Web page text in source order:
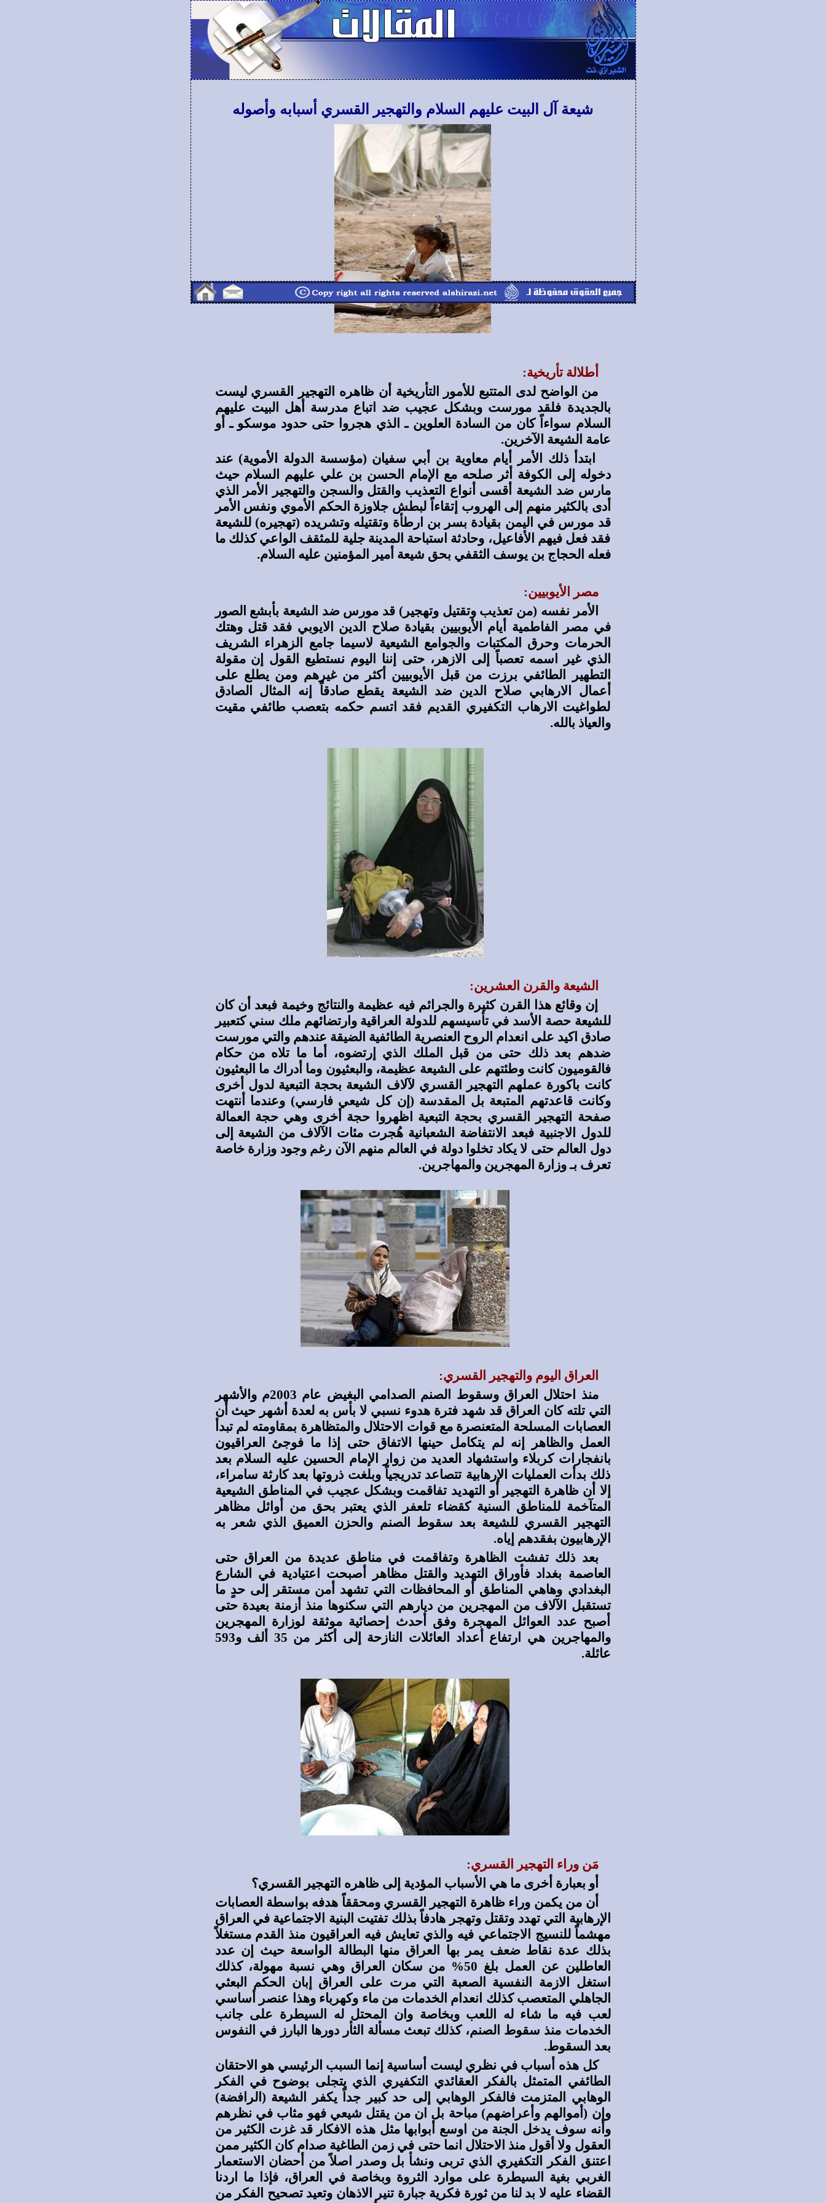
شيعة آل البيت عليهم السلام والتهجير القسري أسبابه وأصوله
أطلالة تأريخية:
من الواضح لدى المتتبع للأمور التأريخية أن ظاهره التهجير القسري ليست
بالجديدة فلقد مورست وبشكل عجيب ضد اتباع مدرسة أهل البيت عليهم
السلام سواءاً كان من السادة العلوين ـ الذي هجروا حتى حدود موسكو ـ أو
عامة الشيعة الآخرين.
ابتدأ ذلك الأمر أيام معاوية بن أبي سفيان (مؤسسة الدولة الأموية) عند
دخوله إلى الكوفة أثر صلحه مع الإمام الحسن بن علي عليهم السلام حيث
مارس ضد الشيعة أقسى أنواع التعذيب والقتل والسجن والتهجير الأمر الذي
أدى بالكثير منهم إلى الهروب إتقاءاً لبطش جلاوزة الحكم الأموي ونفس الأمر
قد مورس في اليمن بقيادة بسر بن ارطأة وتقتيله وتشريده (تهجيره) للشيعة
فقد فعل فيهم الأفاعيل، وحادثة استباحة المدينة جلية للمثقف الواعي كذلك ما
فعله الحجاج بن يوسف الثقفي بحق شيعة أمير المؤمنين عليه السلام.
مصر الأيوبيين:
الأمر نفسه (من تعذيب وتقتيل وتهجير) قد مورس ضد الشيعة بأبشع الصور
في مصر الفاطمية أيام الأيوبيين بقيادة صلاح الدين الايوبي فقد قتل وهتك
الحرمات وحرق المكتبات والجوامع الشيعية لاسيما جامع الزهراء الشريف
الذي غير اسمه تعصباً إلى الازهر، حتى إننا اليوم نستطيع القول إن مقولة
التطهير الطائفي برزت من قبل الأيوبيين أكثر من غيرهم ومن يطلع على
أعمال الارهابي صلاح الدين ضد الشيعة يقطع صادقاً إنه المثال الصادق
لطواغيت الارهاب التكفيري القديم فقد اتسم حكمه بتعصب طائفي مقيت
والعياذ بالله.
الشيعة والقرن العشرين:
إن وقائع هذا القرن كثيرة والجرائم فيه عظيمة والنتائج وخيمة فبعد أن كان
للشيعة حصة الأسد في تأسيسهم للدولة العراقية وارتضائهم ملك سني كتعبير
صادق اكيد على انعدام الروح العنصرية الطائفية الضيقة عندهم والتي مورست
ضدهم بعد ذلك حتى من قبل الملك الذي إرتضوه، أما ما تلاه من حكام
فالقوميون كانت وطئتهم على الشيعة عظيمة، والبعثيون وما أدراك ما البعثيون
كانت باكورة عملهم التهجير القسري لآلاف الشيعة بحجة التبعية لدول أخرى
وكانت قاعدتهم المتبعة بل المقدسة (إن كل شيعي فارسي) وعندما أنتهت
صفحة التهجير القسري بحجة التبعية اظهروا حجة أخرى وهي حجة العمالة
للدول الاجنبية فبعد الانتفاضة الشعبانية هُجرت مئات الآلاف من الشيعة إلى
دول العالم حتى لا يكاد تخلوا دولة في العالم منهم الآن رغم وجود وزارة خاصة
تعرف بـ وزارة المهجرين والمهاجرين.
العراق اليوم والتهجير القسري:
منذ احتلال العراق وسقوط الصنم الصدامي البغيض عام 2003م والأشهر
التي تلته كان العراق قد شهد فترة هدوء نسبي لا بأس به لعدة أشهر حيث أن
العصابات المسلحة المتعنصرة مع قوات الاحتلال والمتظاهرة بمقاومته لم تبدأ
العمل والظاهر إنه لم يتكامل حينها الاتفاق حتى إذا ما فوجئ العراقيون
بانفجارات كربلاء واستشهاد العديد من زوار الإمام الحسين عليه السلام بعد
ذلك بدأت العمليات الإرهابية تتصاعد تدريجياً وبلغت ذروتها بعد كارثة سامراء،
إلا أن ظاهرة التهجير أو التهديد تفاقمت وبشكل عجيب في المناطق الشيعية
المتآخمة للمناطق السنية كقضاء تلعفر الذي يعتبر بحق من أوائل مظاهر
التهجير القسري للشيعة بعد سقوط الصنم والحزن العميق الذي شعر به
الإرهابيون بفقدهم إياه.
بعد ذلك تفشت الظاهرة وتفاقمت في مناطق عديدة من العراق حتى
العاصمة بغداد فأوراق التهديد والقتل مظاهر أصبحت اعتيادية في الشارع
البغدادي وهاهي المناطق أو المحافظات التي تشهد أمن مستقر إلى حدٍ ما
تستقبل الآلاف من المهجرين من ديارهم التي سكنوها منذ أزمنة بعيدة حتى
أصبح عدد العوائل المهجرة وفق أحدث إحصائية موثقة لوزارة المهجرين
والمهاجرين هي ارتفاع أعداد العائلات النازحة إلى أكثر من 35 ألف و593
عائلة.
مَن وراء التهجير القسري:
أو بعبارة أخرى ما هي الأسباب المؤدية إلى ظاهره التهجير القسري؟
أن من يكمن وراء ظاهرة التهجير القسري ومحققاً هدفه بواسطة العصابات
الإرهابية التي تهدد وتقتل وتهجر هادفاً بذلك تفتيت البنية الاجتماعية في العراق
مهشماً للنسيج الاجتماعي فيه والذي تعايش فيه العراقيون منذ القدم مستغلاً
بذلك عدة نقاط ضعف يمر بها العراق منها البطالة الواسعة حيث إن عدد
العاطلين عن العمل بلغ 50% من سكان العراق وهي نسبة مهولة، كذلك
استغل الازمة النفسية الصعبة التي مرت على العراق إبان الحكم البعثي
الجاهلي المتعصب كذلك انعدام الخدمات من ماء وكهرباء وهذا عنصر أساسي
لعب فيه ما شاء له اللعب وبخاصة وان المحتل له السيطرة على جانب
الخدمات منذ سقوط الصنم، كذلك تبعث مسألة الثأر دورها البارز في النفوس
بعد السقوط.
كل هذه أسباب في نظري ليست أساسية إنما السبب الرئيسي هو الاحتقان
الطائفي المتمثل بالفكر العقائدي التكفيري الذي يتجلى بوضوح في الفكر
الوهابي المتزمت فالفكر الوهابي إلى حد كبير جداً يكفر الشيعة (الرافضة)
وإن (أموالهم وأعراضهم) مباحة بل ان من يقتل شيعي فهو مثاب في نظرهم
وأنه سوف يدخل الجنة من اوسع أبوابها مثل هذه الافكار قد غزت الكثير من
العقول ولا أقول منذ الاحتلال انما حتى في زمن الطاغية صدام كان الكثير ممن
اعتنق الفكر التكفيري الذي تربى ونشأ بل وصدر اصلاً من أحضان الاستعمار
الغربي بغية السيطرة على موارد الثروة وبخاصة في العراق، فإذا ما اردنا
القضاء عليه لا بد لنا من ثورة فكرية جبارة تنير الاذهان وتعيد تصحيح الفكر من